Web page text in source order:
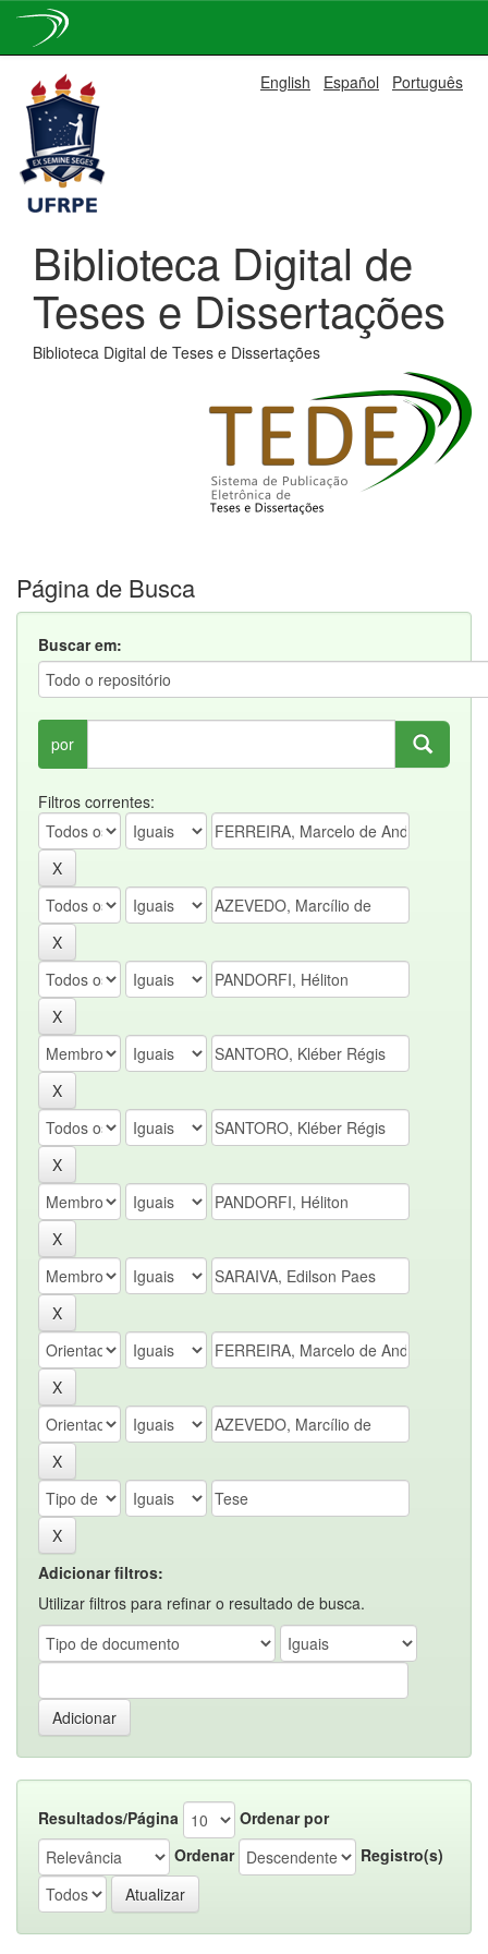
navigation
English Español Português
Biblioteca Digital de
Teses e Dissertações
Biblioteca Digital de Teses e Dissertações
Página de Busca
Buscar em:
por
Filtros correntes:
Adicionar filtros:
Utilizar filtros para refinar o resultado de busca.
Resultados/Página
Ordenar por
Ordenar
Registro(s)